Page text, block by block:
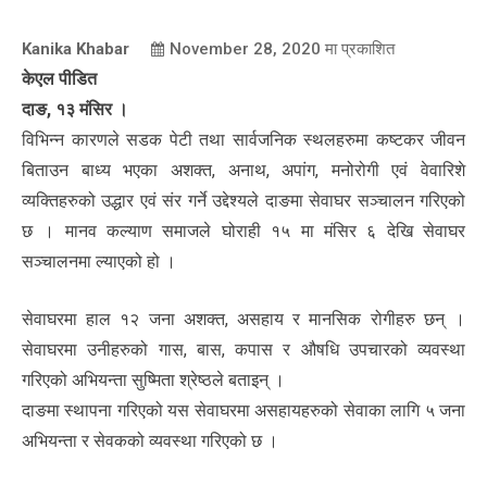
Kanika Khabar November 28, 2020 मा प्रकाशित
केएल पीडित
दाङ, १३ मंसिर ।
विभिन्न कारणले सडक पेटी तथा सार्वजनिक स्थलहरुमा कष्टकर जीवन
बिताउन बाध्य भएका अशक्त, अनाथ, अपांग, मनोरोगी एवं वेवारिशे
व्यक्तिहरुको उद्धार एवं संर गर्ने उद्देश्यले दाङमा सेवाघर सञ्चालन गरिएको
छ । मानव कल्याण समाजले घोराही १५ मा मंसिर ६ देखि सेवाघर
सञ्चालनमा ल्याएको हो ।
सेवाघरमा हाल १२ जना अशक्त, असहाय र मानसिक रोगीहरु छन् ।
सेवाघरमा उनीहरुको गास, बास, कपास र औषधि उपचारको व्यवस्था
गरिएको अभियन्ता सुष्मिता श्रेष्ठले बताइन् ।
दाङमा स्थापना गरिएको यस सेवाघरमा असहायहरुको सेवाका लागि ५ जना
अभियन्ता र सेवकको व्यवस्था गरिएको छ ।